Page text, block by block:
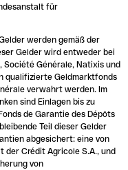
für
werden gemäß der
Gelder wird entweder bei
Société Générale, Natixis und
qualifizierte Geldmarktfonds
verwahrt werden. Im
sind Einlagen bis zu
de Garantie des Dépôts
Teil dieser Gelder
abgesichert: eine von
der Crédit Agricole S.A., und
von